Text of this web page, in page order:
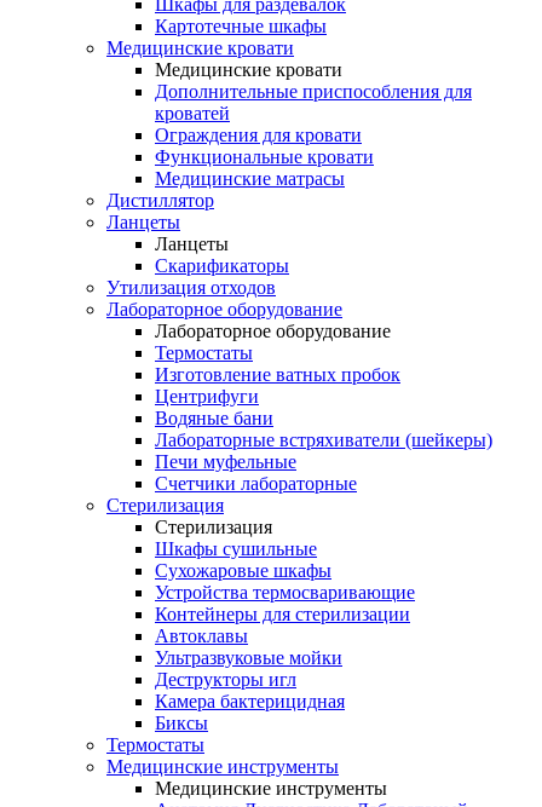
Шкафы для раздевалок
Картотечные шкафы
Медицинские кровати
Медицинские кровати
Дополнительные приспособления для
кроватей
Ограждения для кровати
Функциональные кровати
Медицинские матрасы
Дистиллятор
Ланцеты
Ланцеты
Скарификаторы
Утилизация отходов
Лабораторное оборудование
Лабораторное оборудование
Термостаты
Изготовление ватных пробок
Центрифуги
Водяные бани
Лабораторные встряхиватели (шейкеры)
Печи муфельные
Счетчики лабораторные
Стерилизация
Стерилизация
Шкафы сушильные
Сухожаровые шкафы
Устройства термосваривающие
Контейнеры для стерилизации
Автоклавы
Ультразвуковые мойки
Деструкторы игл
Камера бактерицидная
Биксы
Термостаты
Медицинские инструменты
Медицинские инструменты